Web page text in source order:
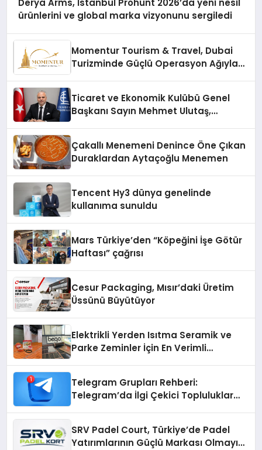
Derya Arms, İstanbul Prohunt 2026’da yeni nesil
ürünlerini ve global marka vizyonunu sergiledi
Momentur Tourism & Travel, Dubai
Turizminde Güçlü Operasyon Ağıyla
Ticaret ve Ekonomik Kulübü Genel
Başkanı Sayın Mehmet Ulutaş,
Çakallı Menemeni Denince Öne Çıkan
Duraklardan Aytaçoğlu Menemen
Tencent Hy3 dünya genelinde
kullanıma sunuldu
Mars Türkiye’den “Köpeğini İşe Götür
Haftası” çağrısı
Cesur Packaging, Mısır’daki Üretim
Üssünü Büyütüyor
Elektrikli Yerden Isıtma Seramik ve
Parke Zeminler İçin En Verimli
Telegram Grupları Rehberi:
Telegram’da İlgi Çekici Topluluklar
SRV Padel Court, Türkiye’de Padel
Yatırımlarının Güçlü Markası Olmayı